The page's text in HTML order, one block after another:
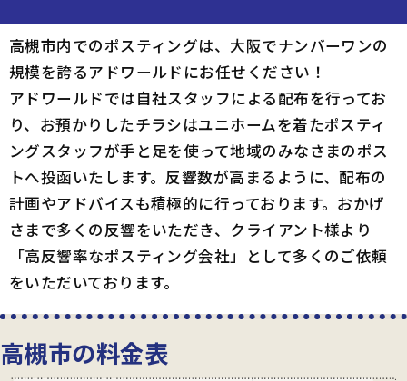
高槻市内でのポスティングは、大阪でナンバーワンの
規模を誇るアドワールドにお任せください！
アドワールドでは自社スタッフによる配布を行ってお
り、お預かりしたチラシはユニホームを着たポスティ
ングスタッフが手と足を使って地域のみなさまのポス
トへ投函いたします。反響数が高まるように、配布の
計画やアドバイスも積極的に行っております。おかげ
さまで多くの反響をいただき、クライアント様より
「高反響率なポスティング会社」として多くのご依頼
をいただいております。
高槻市の料金表